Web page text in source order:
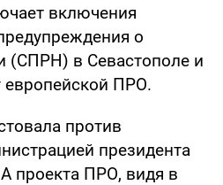
включения
о
(СПРН) в Севастополе и
европейской ПРО.
против
президента
ПРО, видя в